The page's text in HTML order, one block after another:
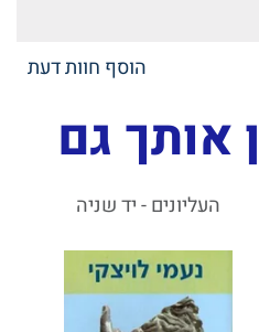
הוסף חוות דעת
אותך גם
העליונים - יד שניה